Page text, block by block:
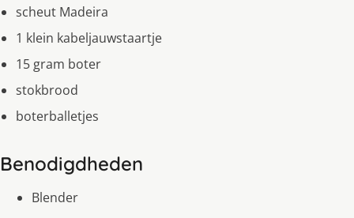
scheut Madeira
1 klein kabeljauwstaartje
15 gram boter
stokbrood
boterballetjes
Benodigdheden
Blender